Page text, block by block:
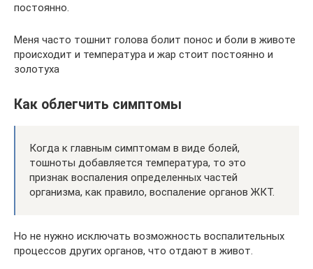
постоянно.
Меня часто тошнит голова болит понос и боли в животе
происходит и температура и жар стоит постоянно и
золотуха
Как облегчить симптомы
Когда к главным симптомам в виде болей,
тошноты добавляется температура, то это
признак воспаления определенных частей
организма, как правило, воспаление органов ЖКТ.
Но не нужно исключать возможность воспалительных
процессов других органов, что отдают в живот.